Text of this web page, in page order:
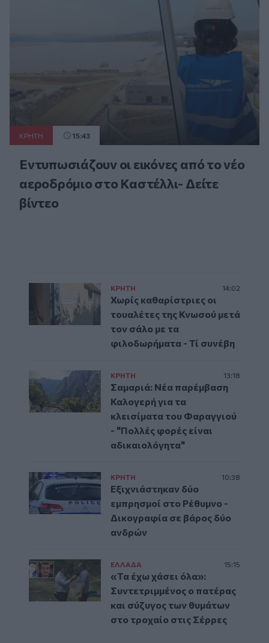
ΚΡΗΤΗ 15:43
Εντυπωσιάζουν οι εικόνες από το νέο
αεροδρόμιο στο Καστέλλι- Δείτε
βίντεο
ΚΡΗΤΗ 14:02
Χωρίς καθαρίστριες οι
τουαλέτες της Κνωσού μετά
τον σάλο με τα
φιλοδωρήματα - Τί συνέβη
ΚΡΗΤΗ 13:18
Σαμαριά: Νέα παρέμβαση
Καλογερή για τα
κλεισίματα του Φαραγγιού
- "Πολλές φορές είναι
αδικαιολόγητα"
ΚΡΗΤΗ 10:38
Εξιχνιάστηκαν δύο
εμπρησμοί στο Ρέθυμνο -
Δικογραφία σε βάρος δύο
ανδρών
ΕΛΛAΔΑ 15:15
«Τα έχω χάσει όλα»:
Συντετριμμένος ο πατέρας
και σύζυγος των θυμάτων
στο τροχαίο στις Σέρρες